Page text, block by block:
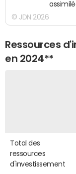
© JDN 2026
Ressources
en 2024**
Total des
ressources
d'investissement